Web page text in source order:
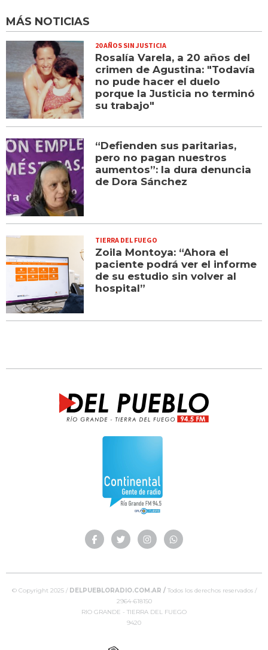
MÁS NOTICIAS
20 AÑOS SIN JUSTICIA
Rosalía Varela, a 20 años del
crimen de Agustina: "Todavía
no pude hacer el duelo
porque la Justicia no terminó
su trabajo"
“Defienden sus paritarias,
pero no pagan nuestros
aumentos”: la dura denuncia
de Dora Sánchez
TIERRA DEL FUEGO
Zoila Montoya: “Ahora el
paciente podrá ver el informe
de su estudio sin volver al
hospital”
© Copyright 2025 / DELPUEBLORADIO.COM.AR /Todos los derechos reservados /
2964-618150
RIO GRANDE - TIERRA DEL FUEGO
9420